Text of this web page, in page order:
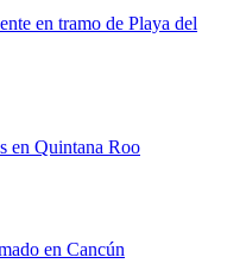
en tramo de Playa del
en Quintana Roo
en Cancún